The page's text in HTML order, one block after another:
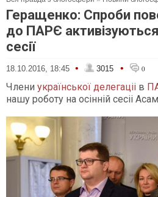
Геращенко: Спроби
до ПАРЄ
сесії
18.10.2016, 18:45 • 3015 • 0
Члени української делегаціі в
нашу роботу на осінній сесіі